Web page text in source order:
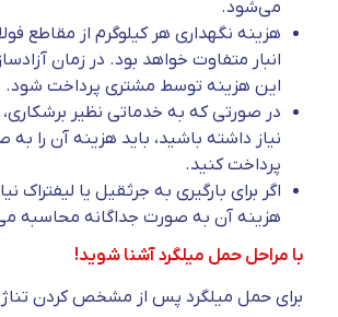
می‌شود.
هزینه نگهداری هر کیلوگرم از مقاطع
انبار متفاوت خواهد بود. در زمان
این هزینه توسط مشتری پرداخت شود.
در صورتی که به خدماتی نظیر
نیاز داشته باشید، باید هزینه آن را
پرداخت کنید.
اگر برای بارگیری به جرثقیل یا لیفتراک
هزینه آن به صورت جداگانه محاسبه
با مراحل حمل میلگرد آشنا شوید!
برای حمل میلگرد پس از مشخص کردن